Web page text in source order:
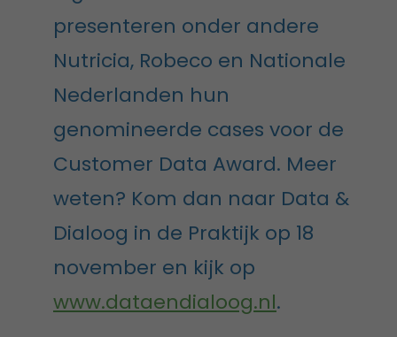
presenteren onder andere
Nutricia, Robeco en Nationale
Nederlanden hun
genomineerde cases voor de
Customer Data Award. Meer
weten? Kom dan naar Data &
Dialoog in de Praktijk op 18
november en kijk op
www.dataendialoog.nl.